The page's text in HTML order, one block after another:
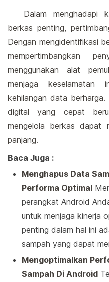
Dalam menghadapi
berkas penting,
Dengan mengidentifikasi
mempertimbangkan
menggunakan alat
menjaga keselamatan
kehilangan data
digital yang cepat
mengelola berkas dapat
panjang.
Baca Juga :
Menghapus Data
Performa Optimal
perangkat Android
untuk menjaga kinerja
penting dalam hal ini
sampah yang dapat
Mengoptimalkan
Sampah Di Android